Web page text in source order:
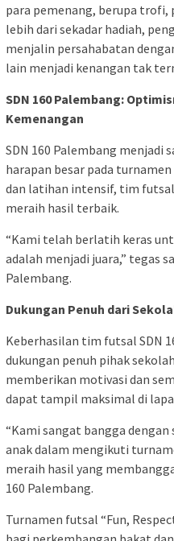
para pemenang, berupa trofi,
lebih dari sekadar hadiah,
menjalin persahabatan
lain menjadi kenangan tak
SDN 160 Palembang:
Kemenangan
SDN 160 Palembang menjadi
harapan besar pada
dan latihan intensif, tim
meraih hasil terbaik.
“Kami telah berlatih keras
adalah menjadi juara,” tegas
Palembang.
Dukungan Penuh dari
Keberhasilan tim futsal SDN
dukungan penuh pihak
memberikan motivasi dan
dapat tampil maksimal di
“Kami sangat bangga
anak dalam mengikuti
meraih hasil yang
160 Palembang.
Turnamen futsal “Fun,